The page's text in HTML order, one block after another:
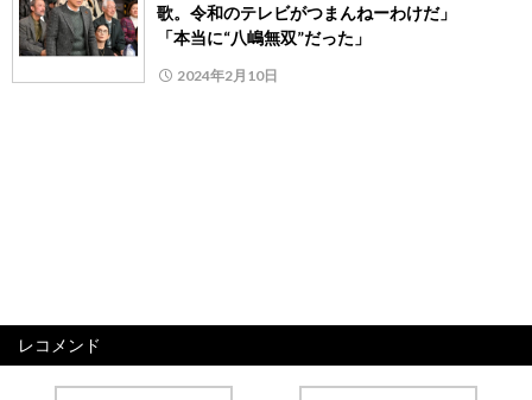
歌。令和のテレビがつまんねーわけだ」
「本当に“八嶋無双”だった」
2024年2月10日
レコメンド